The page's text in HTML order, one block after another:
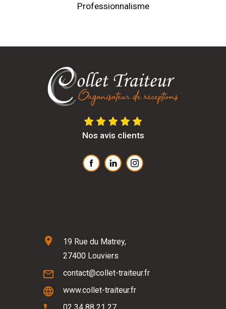
Professionnalisme
Nos avis clients
location_on
19 Rue du Matrey,
27400 Louviers
mail_outline contact@collet-traiteur.fr
language www.collet-traiteur.fr